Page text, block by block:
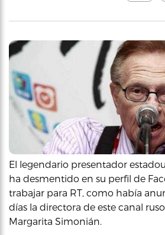
El legendario presentador
ha desmentido en su perfil de
trabajar para RT, como había
días la directora de este canal
Margarita Simonián.